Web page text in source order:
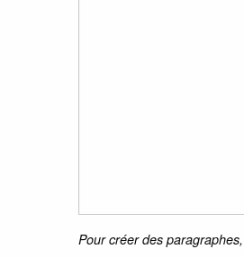
Pour créer des